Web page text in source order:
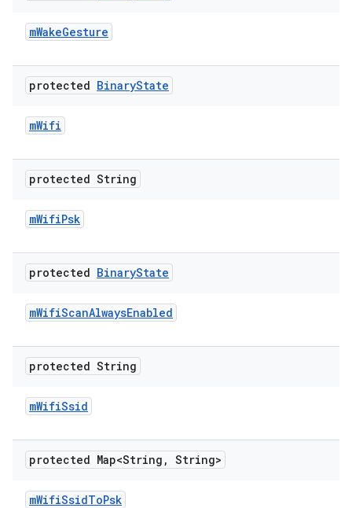
mWakeGesture
protected BinaryState
mWifi
protected String
mWifiPsk
protected BinaryState
mWifiScanAlwaysEnabled
protected String
mWifiSsid
protected Map<String , String>
mWifiSsidToPsk